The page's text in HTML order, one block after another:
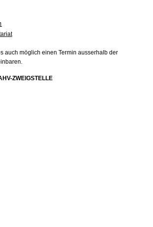
auch möglich einen Termin ausserhalb der
ZWEIGSTELLE